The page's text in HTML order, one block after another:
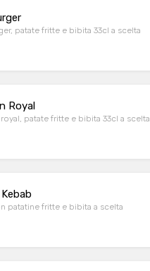
patate fritte e bibita 33cl a scelta
Royal
patate fritte e bibita 33cl a scelta
patatine fritte e bibita a scelta